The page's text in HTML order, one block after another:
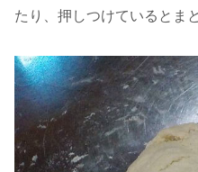
たり、押しつけているとま